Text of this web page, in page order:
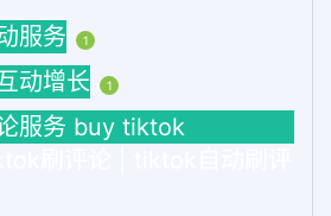
服务 1
动增长 1
服务 buy tiktok